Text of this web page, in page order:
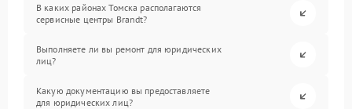
В каких районах Томска располагаются
сервисные центры Brandt?
Выполняете ли вы ремонт для юридических
лиц?
Какую документацию вы предоставляете
для юридических лиц?